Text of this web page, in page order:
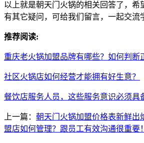
以上就是朝天门火锅的相关回答了，希
有其它疑问，可给我们留言，一起交流
推荐阅读:
重庆老火锅加盟品牌有哪些？如何判断
社区火锅店如何经营才能拥有好生意？
餐饮店服务人员，这些服务意识必须具
上一篇： 朝天门火锅加盟价格表新鲜出
盟店如何管理？跟员工有效沟通很重要！